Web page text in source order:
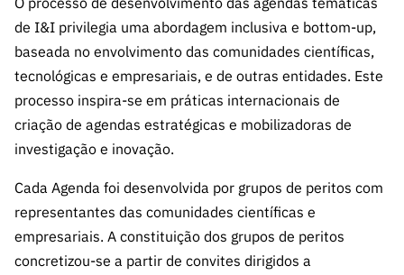
de I&I privilegia uma abordagem inclusiva e bottom-up,
baseada no envolvimento das comunidades científicas,
tecnológicas e empresariais, e de outras entidades. Este
processo inspira-se em práticas internacionais de
criação de agendas estratégicas e mobilizadoras de
investigação e inovação.
Cada Agenda foi desenvolvida por grupos de peritos com
representantes das comunidades científicas e
empresariais. A constituição dos grupos de peritos
concretizou-se a partir de convites dirigidos a